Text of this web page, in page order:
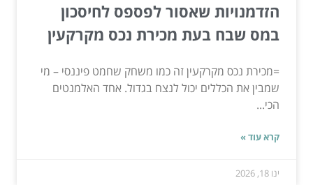
הזדמנויות שאסור לפספס לחיסכון
במס שבח בעת מכירת נכס מקרקעין
=מכירת נכס מקרקעין זה כמו משחק שחמט פיננסי – מי
שמבין את הכללים יכול לנצח בגדול. אחד האלמנטים
הכי...
קרא עוד »
ינו 18, 2026